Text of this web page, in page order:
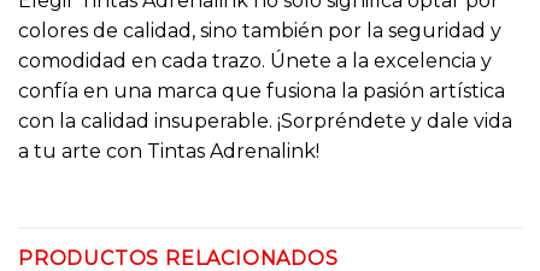
colores de calidad, sino también por la seguridad y
comodidad en cada trazo. Únete a la excelencia y
confía en una marca que fusiona la pasión artística
con la calidad insuperable. ¡Sorpréndete y dale vida
a tu arte con Tintas Adrenalink!
PRODUCTOS RELACIONADOS